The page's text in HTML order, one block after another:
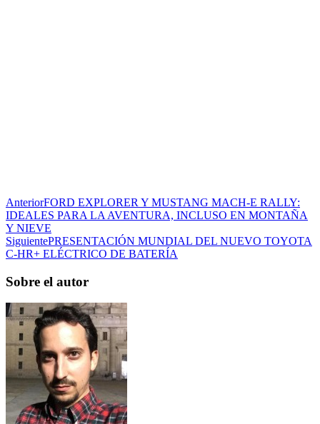
AnteriorFORD EXPLORER Y MUSTANG MACH-E RALLY:
IDEALES PARA LA AVENTURA, INCLUSO EN MONTAÑA
Y NIEVE
SiguientePRESENTACIÓN MUNDIAL DEL NUEVO TOYOTA
C-HR+ ELÉCTRICO DE BATERÍA
Sobre el autor